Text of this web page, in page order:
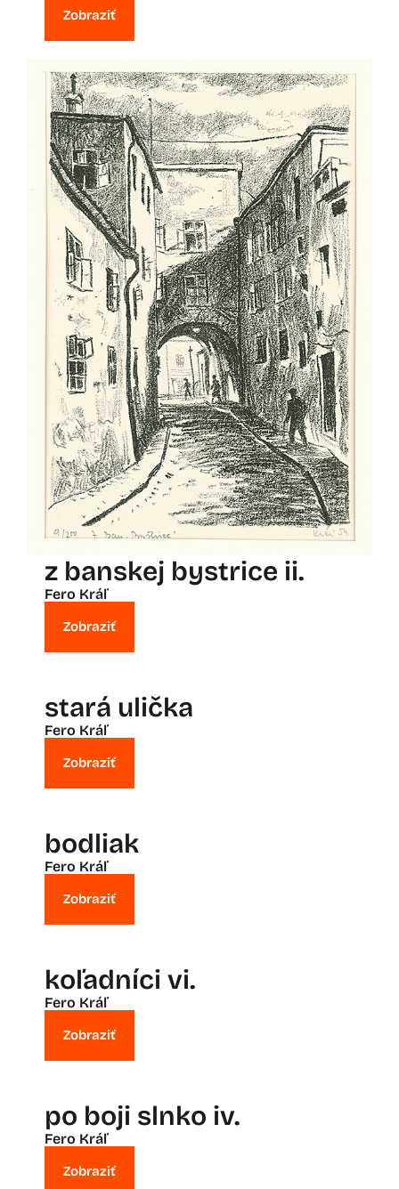
Zobraziť
z banskej bystrice ii.
Fero Kráľ
Zobraziť
stará ulička
Fero Kráľ
Zobraziť
bodliak
Fero Kráľ
Zobraziť
koľadníci vi.
Fero Kráľ
Zobraziť
po boji slnko iv.
Fero Kráľ
Zobraziť